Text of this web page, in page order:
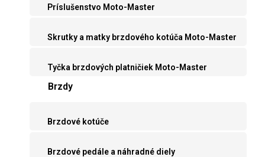
Príslušenstvo Moto-Master
Skrutky a matky brzdového kotúča Moto-Master
Tyčka brzdových platničiek Moto-Master
Brzdy
Brzdové kotúče
Brzdové pedále a náhradné diely